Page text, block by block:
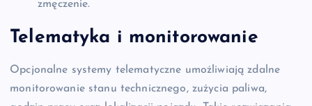
zmęczenie.
Telematyka i monitorowanie
Opcjonalne systemy telematyczne umożliwiają zdalne
monitorowanie stanu technicznego, zużycia paliwa,